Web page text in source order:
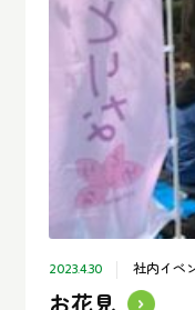
2023.4.30 社内イベ
お花見